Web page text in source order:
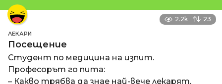
2.2k 23
ЛЕКАРИ
Посещение
Студент по медицина на изпит.
Професорът го пита:
– Какво трябва да знае най-вече лекарят,